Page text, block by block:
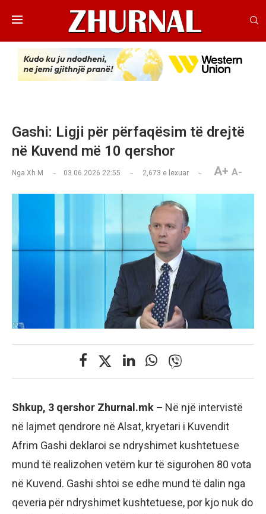
Gashi: Ligji për përfaqësim të drejtë
në Kuvend më 10 qershor
Nga Xh M 03.06.2026 22:55 2,673 e lexuar A+ A-
Shkup, 3 qershor Zhurnal.mk – Në një intervistë
në lajmet qendrore në Alsat, kryetari i Kuvendit
Afrim Gashi deklaroi se ndryshimet kushtetuese
mund të realizohen vetëm kur të sigurohen 80 vota
në Kuvend. Gashi shtoi se edhe mund të dalin nga
qeveria për ndryshimet kushtetuese, por kjo nuk do